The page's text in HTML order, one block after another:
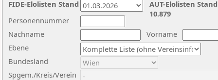
Nachname
Vorname
Ebene
Personennummer
Bundesland
Spgem./Kreis/Verein
AUT-Elolisten
10.879
FIDE-Elolisten Stand